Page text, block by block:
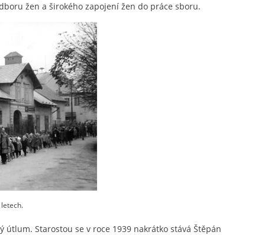
žen a širokého zapojení žen do práce sboru.
Starostou se v roce 1939 nakrátko stává Štěpán